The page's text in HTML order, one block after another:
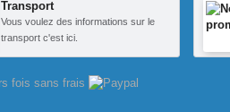
Transport
Vous voulez des informations sur le
transport c'est ici.